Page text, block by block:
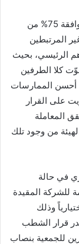
حيث أوجب القرار ضرورة صدور قرار الشطب بموافقة 75% من
المرتبطين
الرئيسي، بحيث
كلا الطرفين
أحسن الممارسات
على القرار
المعاملة
من وجود تلك
في حالة
للشركة المقيدة
وذلك
قرار الشطب
للجمعية بنصاب